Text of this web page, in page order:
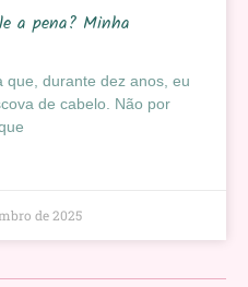
a pena? Minha
que, durante dez anos, eu
de cabelo. Não por
de 2025